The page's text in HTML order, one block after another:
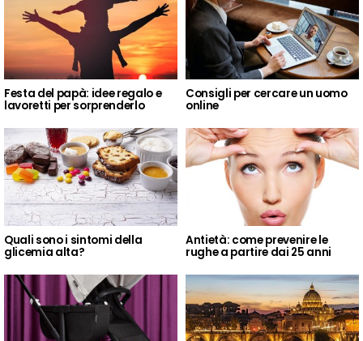
Festa del papà: idee regalo e
lavoretti per sorprenderlo
Consigli per cercare un uomo
online
Quali sono i sintomi della
glicemia alta?
Antietà: come prevenire le
rughe a partire dai 25 anni